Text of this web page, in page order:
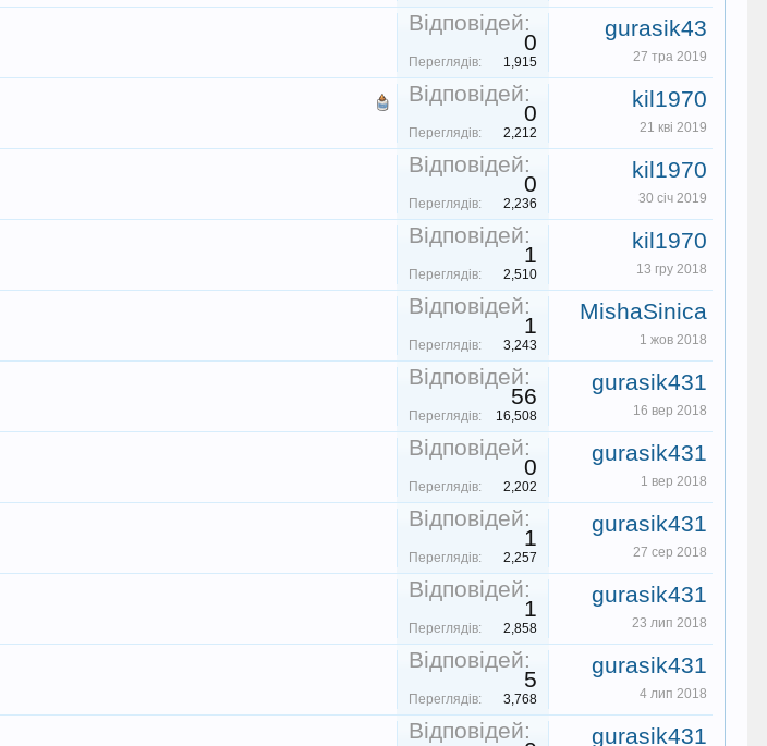
Відповідей:
0
Переглядів: 1,915
gurasik43
27 тра 2019
Відповідей:
0
Переглядів: 2,212
kil1970
21 кві 2019
Відповідей:
0
Переглядів: 2,236
kil1970
30 січ 2019
Відповідей:
1
Переглядів: 2,510
kil1970
13 гру 2018
Відповідей:
1
Переглядів: 3,243
MishaSinica
1 жов 2018
Відповідей:
56
Переглядів: 16,508
gurasik431
16 вер 2018
Відповідей:
0
Переглядів: 2,202
gurasik431
1 вер 2018
Відповідей:
1
Переглядів: 2,257
gurasik431
27 сер 2018
Відповідей:
1
Переглядів: 2,858
gurasik431
23 лип 2018
Відповідей:
5
Переглядів: 3,768
gurasik431
4 лип 2018
Відповідей: gurasik431